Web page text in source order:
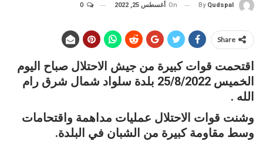
By Qudspal
On أغسطس 25, 2022
Share
اقتحمت قوات كبيرة من جيش الاحتلال صباح اليوم
الخميس 25/8/2022 بلدة سلواد شمال شرق رام
الله .
وشنت قوات الاحتلال عمليات مداهمة واقتحامات
وسط مقاومة كبيرة من الشبان في البلدة.